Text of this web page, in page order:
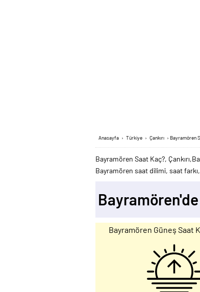
Anasayfa › Türkiye › Çankırı › Bayramören
Bayramören Saat Kaç?,
Bayramören saat dilimi, saat
Bayramören Güneş Saat